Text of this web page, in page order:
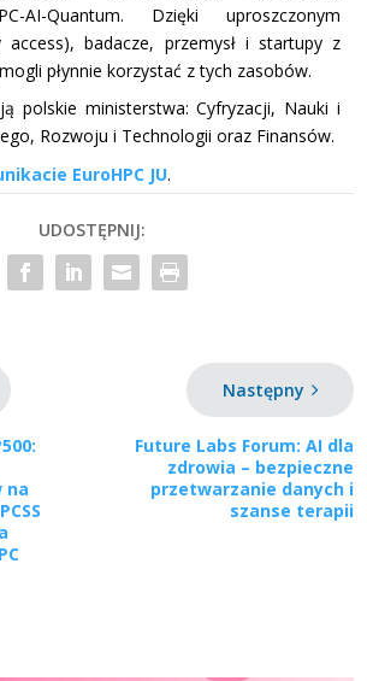
AI-Quantum. Dzięki uproszczonym
access), badacze, przemysł i startupy z
płynnie korzystać z tych zasobów.
polskie ministerstwa: Cyfryzacji, Nauki i
Rozwoju i Technologii oraz Finansów.
EuroHPC JU.
UDOSTĘPNIJ:
na
Następny
Future Labs Forum: AI dla
zdrowia – bezpieczne
przetwarzanie danych i
szanse terapii